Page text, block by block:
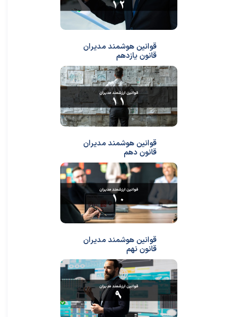
قوانین هوشمند مدیران
قانون یازدهم
قوانین هوشمند مدیران
قانون دهم
قوانین هوشمند مدیران
قانون نهم